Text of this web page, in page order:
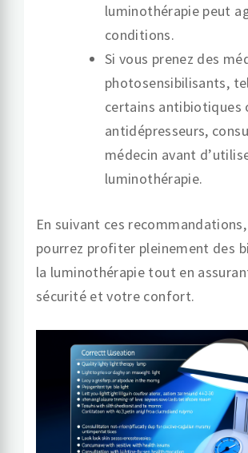
luminothérapie peut
conditions.
Si vous prenez des
photosensibilisants,
certains antibiotiques
antidépresseurs,
médecin avant
luminothérapie.
En suivant ces
pourrez profiter pleinement des
la luminothérapie tout en
sécurité et votre confort.